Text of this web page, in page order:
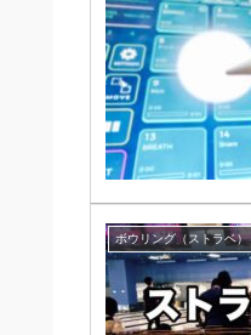
ボウリング（ストラベ）